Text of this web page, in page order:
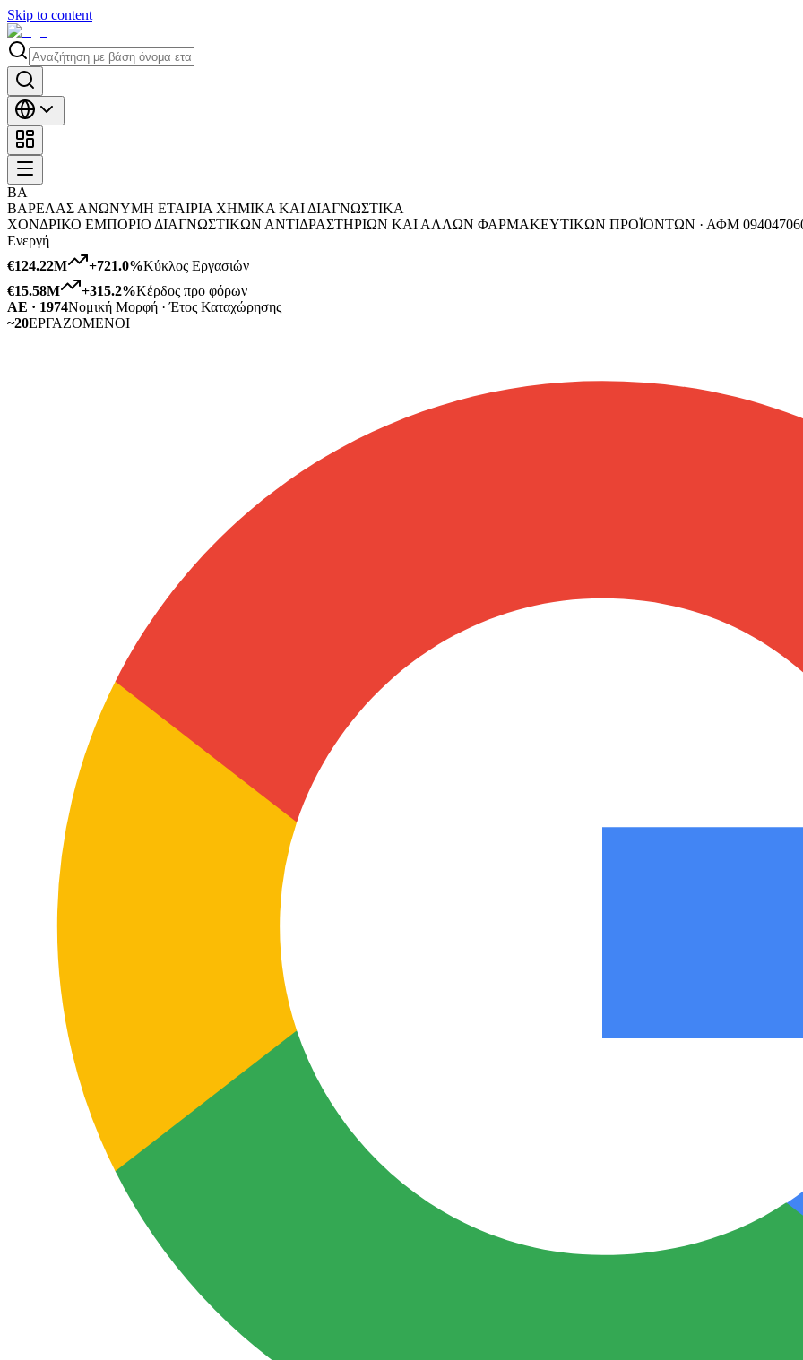
Skip to content
ΒΑ
ΒΑΡΕΛΑΣ ΑΝΩΝΥΜΗ ΕΤΑΙΡΙΑ ΧΗΜΙΚΑ ΚΑΙ ΔΙΑΓΝΩΣΤΙΚΑ
ΧΟΝΔΡΙΚΟ ΕΜΠΟΡΙΟ ΔΙΑΓΝΩΣΤΙΚΩΝ ΑΝΤΙΔΡΑΣΤΗΡΙΩΝ ΚΑΙ ΑΛΛΩΝ ΦΑΡΜΑΚΕΥΤΙΚΩΝ ΠΡΟΪΟΝΤΩΝ · ΑΦΜ
Ενεργή
€124.22M
+721.0%Κύκλος Εργασιών
€15.58M
+315.2%Κέρδος προ φόρων
ΑΕ · 1974Νομική Μορφή · Έτος Καταχώρησης
~20ΕΡΓΑΖΟΜΕΝΟΙ